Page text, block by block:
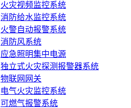
火灾视频监控系统
消防给水监控系统
火警自动报警系统
消防风系统
应急照明集中电源
独立式火灾探测报警器系统
物联网网关
电气火灾监控系统
可燃气报警系统